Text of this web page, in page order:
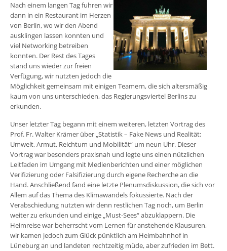
Nach einem langen Tag fuhren wir
dann in ein Restaurant im Herzen
von Berlin, wo wir den Abend
ausklingen lassen konnten und
viel Networking betreiben
konnten. Der Rest des Tages
stand uns wieder zur freien
Verfügung, wir nutzten jedoch die
Möglichkeit gemeinsam mit einigen Teamern, die sich altersmäßig
kaum von uns unterschieden, das Regierungsviertel Berlins zu
erkunden.
Unser letzter Tag begann mit einem weiteren, letzten Vortrag des
Prof. Fr. Walter Krämer über „Statistik – Fake News und Realität:
Umwelt, Armut, Reichtum und Mobilität“ um neun Uhr. Dieser
Vortrag war besonders praxisnah und legte uns einen nützlichen
Leitfaden im Umgang mit Medienberichten und einer möglichen
Verifizierung oder Falsifizierung durch eigene Recherche an die
Hand. Anschließend fand eine letzte Plenumsdiskussion, die sich vor
Allem auf das Thema des Klimawandels fokussierte. Nach der
Verabschiedung nutzten wir denn restlichen Tag noch, um Berlin
weiter zu erkunden und einige „Must-Sees“ abzuklappern. Die
Heimreise war beherrscht vom Lernen für anstehende Klausuren,
wir kamen jedoch zum Glück pünktlich am Heimbahnhof in
Lüneburg an und landeten rechtzeitig müde, aber zufrieden im Bett.